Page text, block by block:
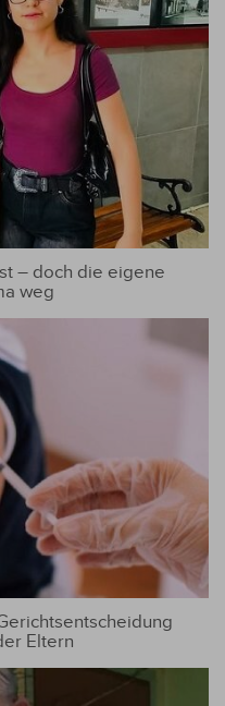
– doch die eigene
weg
Eltern